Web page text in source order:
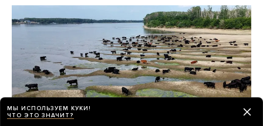
МЫ ИСПОЛЬЗУЕМ КУКИ!
ЧТО ЭТО ЗНАЧИТ?